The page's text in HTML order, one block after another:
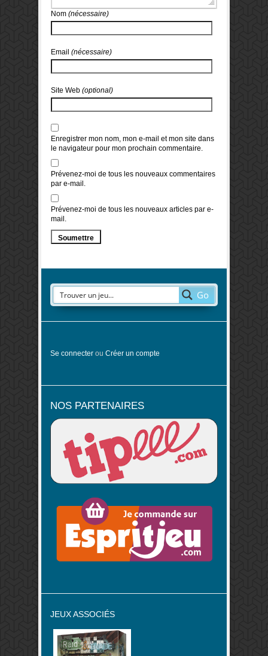
Nom (nécessaire)
Email (nécessaire)
Site Web (optional)
Enregistrer mon nom, mon e-mail et mon site dans
le navigateur pour mon prochain commentaire.
Prévenez-moi de tous les nouveaux commentaires
par e-mail.
Prévenez-moi de tous les nouveaux articles par e-
mail.
Go
Se connecter ou Créer un compte
NOS PARTENAIRES
JEUX ASSOCIÉS